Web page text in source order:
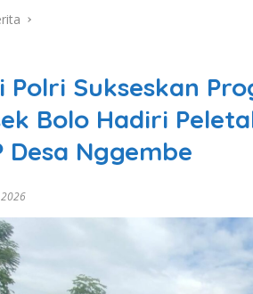
Polri Sukseskan
Bolo Hadiri
Desa Nggembe